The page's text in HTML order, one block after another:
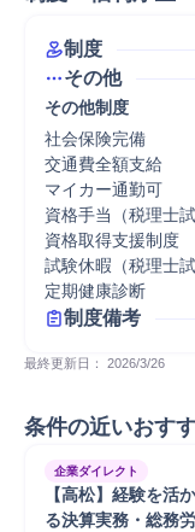
制度
その他
その他制度
社会保険完備
交通費全額支給
マイカー通勤可
資格手当（税理士
資格取得支援制度
試験休暇（税理士
定期健康診断
制度備考
最終更新日： 2026/3/26
条件の近いおす
企業ダイレクト
【高松】経験を活
る決算実務・総務